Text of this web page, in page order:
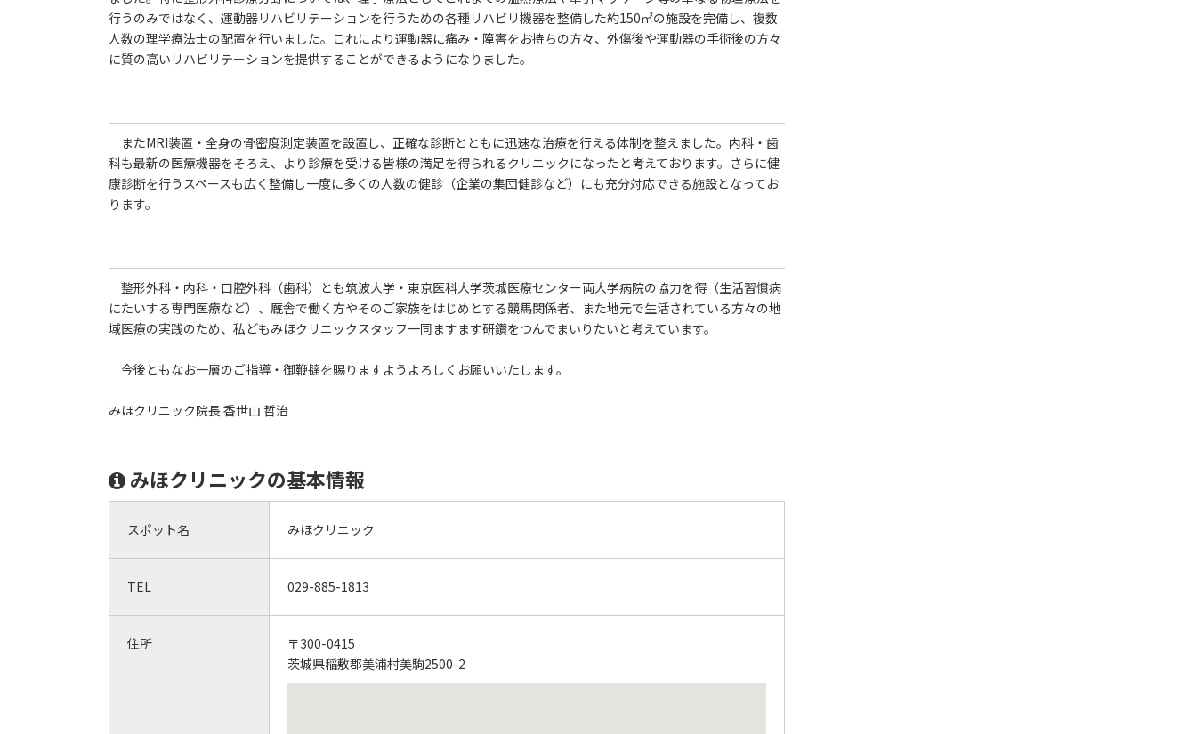
行うのみではなく、運動器リハビリテーションを行うための各種リハビリ機器を整備した約150㎡の施設を完備し、複数
人数の理学療法士の配置を行いました。これにより運動器に痛み・障害をお持ちの方々、外傷後や運動器の手術後の方々
に質の高いリハビリテーションを提供することができるようになりました。
またMRI装置・全身の骨密度測定装置を設置し、正確な診断とともに迅速な治療を行える体制を整えました。内科・歯
科も最新の医療機器をそろえ、より診療を受ける皆様の満足を得られるクリニックになったと考えております。さらに健
康診断を行うスペースも広く整備し一度に多くの人数の健診（企業の集団健診など）にも充分対応できる施設となってお
ります。
整形外科・内科・口腔外科（歯科）とも筑波大学・東京医科大学茨城医療センター両大学病院の協力を得（生活習慣病
にたいする専門医療など）、厩舎で働く方やそのご家族をはじめとする競馬関係者、また地元で生活されている方々の地
域医療の実践のため、私どもみほクリニックスタッフ一同ますます研鑽をつんでまいりたいと考えています。
今後ともなお一層のご指導・御鞭撻を賜りますようよろしくお願いいたします。
みほクリニック院長 香世山 哲治
みほクリニックの基本情報
スポット名 みほクリニック
TEL 029-885-1813
住所
〒300-0415
茨城県稲敷郡美浦村美駒2500-2